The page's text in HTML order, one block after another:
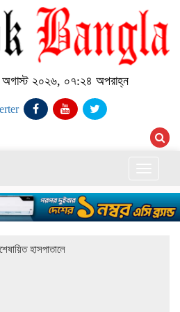
অগাস্ট ২০২৬, ০৭:২৪ অপরাহ্ন
হাসপাতালে